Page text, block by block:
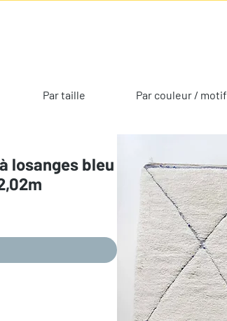
Par taille Par couleur / motif
losanges bleu